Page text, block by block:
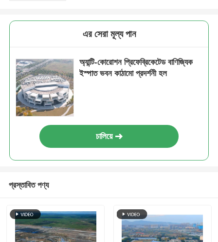
ইস্পাত কাঠামো গুদাম
ইস্পাত কাঠামো শ্যাড
ভারী ইস্পাত কাঠামো
ইস্পাত কাঠামো পোল্ট্রি ঘর
এর সেরা মূল্য পান
অ্যান্টি-কোরোশন প্রিফেব্রিকেটেড বাণিজ্যিক
ইস্পাত ভবন কাঠামো প্রদর্শনী হল
চালিয়ে
প্রস্তাবিত পণ্য